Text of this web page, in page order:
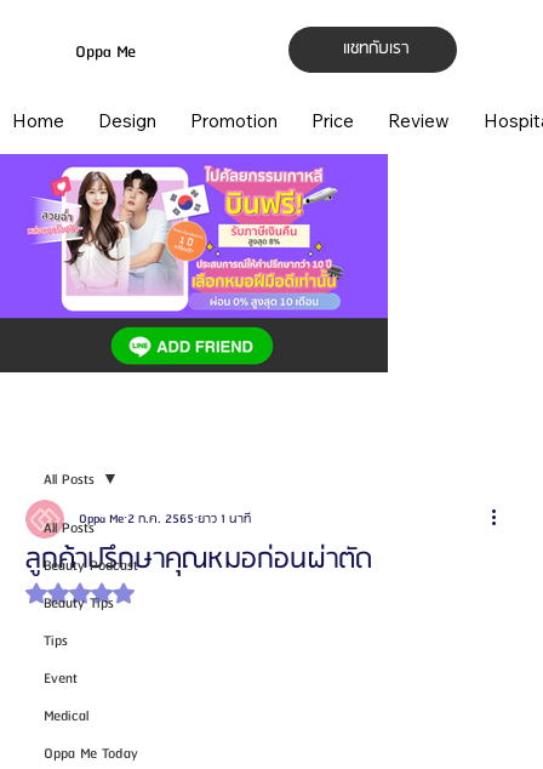
แชทกับเรา
Oppa Me
Home Design Promotion Price Review
All Posts
Beauty Podcast
Beauty Tips
Tips
Event
Medical
Oppa Me Today
All Posts
ลูกค้าปรึกษาคุณหมอก่อนผ่าตัด
Oppa Me2 ก.ค. 2565 ยาว 1 นาที
ได้รับ NaN เต็ม 5 ดาว